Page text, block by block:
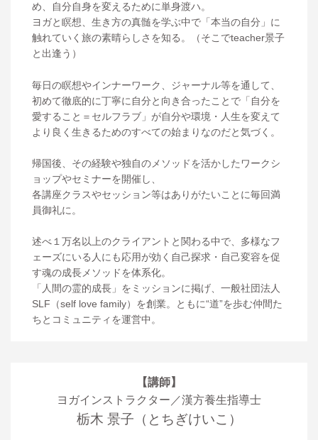
め、自分自身を変えるために単身渡ハ。
ヨガと瞑想、生き方の真髄を学ぶ中で「本当の自分」に
触れていく旅の素晴らしさを知る。（そこでteacher景子
と出逢う）
毎日の瞑想やインナーワーク、ジャーナル等を通して、
初めて徹底的に丁寧に自分と向き合ったことで「自分を
愛すること＝セルフラブ」が自分や環境・人生を変えて
より良く生きるためのすべての始まりなのだと気づく。
帰国後、その経験や独自のメソッドを活かしたワークシ
ョップやセミナーを開催し、
各講座クラスやセッション等はありがたいことに毎回満
員御礼に。
述べ１万名以上のクライアントと関わる中で、多様なフ
ェーズにいる人にも応用が効く自己探求・自己変容を促
す魂の成長メソッドを体系化。
「人間の霊的成長」をミッションに掲げ、一般社団法人
SLF（self love family）を創業。ともに“道”を歩む仲間た
ちとコミュニティを運営中。
【講師】
ヨガインストラクター／漢方養生指導士
栃木 景子（とちぎけいこ）